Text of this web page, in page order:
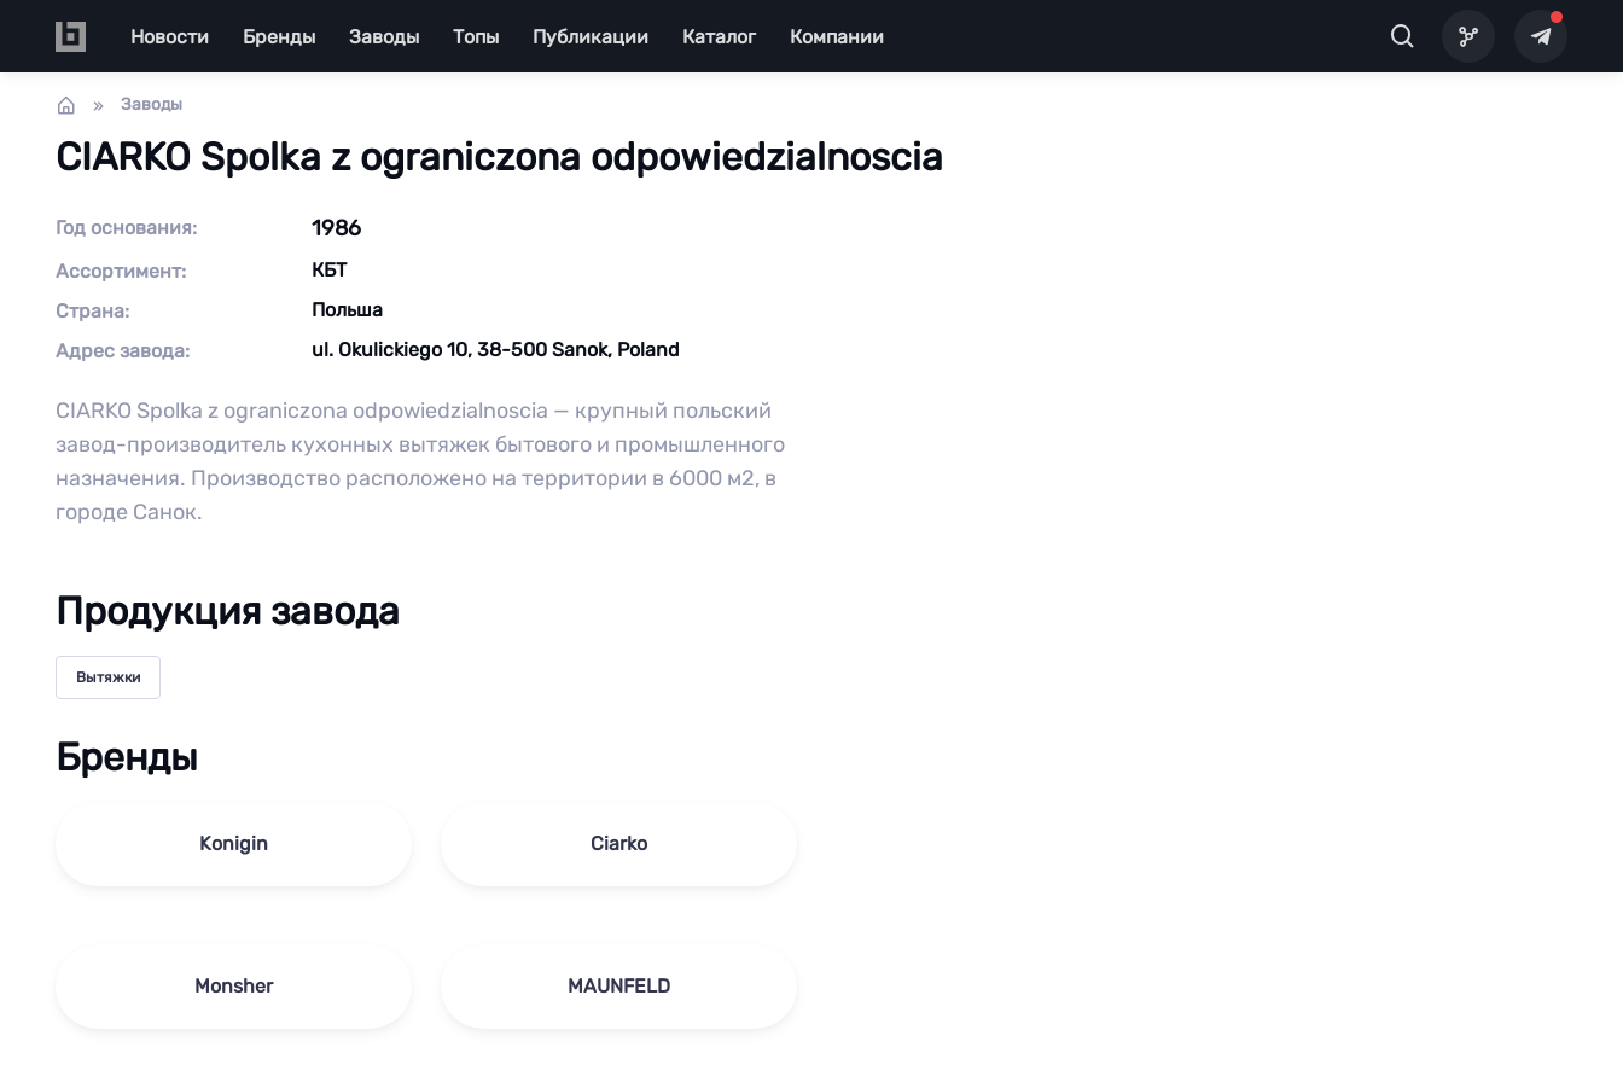
Main navigation
Новости Бренды Заводы Топы Публикации Каталог Компании
Заводы
CIARKO Spolka z ograniczona odpowiedzialnoscia
Год основания: 1986
Ассортимент:
КБТ
Страна:
Польша
Адрес завода:
ul. Okulickiego 10, 38-500 Sanok, Poland
CIARKO Spolka z ograniczona odpowiedzialnoscia — крупный польский
завод-производитель кухонных вытяжек бытового и промышленного
назначения. Производство расположено на территории в 6000 м2, в
городе Санок.
Продукция завода
Вытяжки
Бренды
Konigin Ciarko
Monsher MAUNFELD